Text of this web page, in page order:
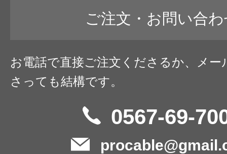
ご注文・お問い合
お電話で直接ご注文くださるか、メー
さっても結構です。
0567-69-